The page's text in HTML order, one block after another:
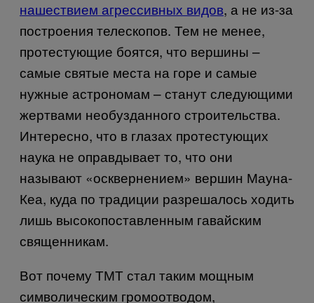
нашествием агрессивных видов, а не из-за
построения телескопов. Тем не менее,
протестующие боятся, что вершины –
самые святые места на горе и самые
нужные астрономам – станут следующими
жертвами необузданного строительства.
Интересно, что в глазах протестующих
наука не оправдывает то, что они
называют «осквернением» вершин Мауна-
Кеа, куда по традиции разрешалось ходить
лишь высокопоставленным гавайским
священникам.
Вот почему ТМТ стал таким мощным
символическим громоотводом,